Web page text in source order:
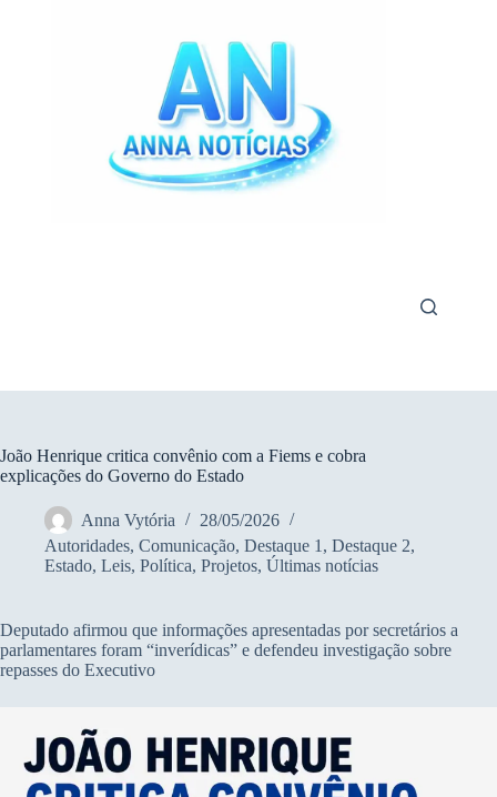
João Henrique critica convênio com a Fiems e cobra
explicações do Governo do Estado
Anna Vytória
28/05/2026
Autoridades, Comunicação, Destaque 1 , Destaque 2,
Estado, Leis, Política, Projetos, Últimas notícias
Deputado afirmou que informações apresentadas por secretários a
parlamentares foram “inverídicas” e defendeu investigação sobre
repasses do Executivo